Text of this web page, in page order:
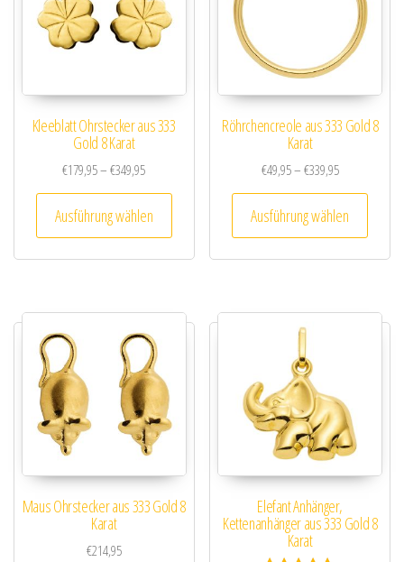
Kleeblatt Ohrstecker aus 333
Gold 8 Karat
€179,95–€349,95Preisspanne: €179,95 bis €349,95
Ausführung wählen
Dieses Produkt weist mehrere Varianten
Röhrchencreole aus 333 Gold 8
Karat
€49,95–€339,95Preisspanne:
Ausführung wählen
Maus Ohrstecker aus 333 Gold 8
Karat
€214,95
Elefant Anhänger,
Kettenanhänger aus 333 Gold 8
Karat